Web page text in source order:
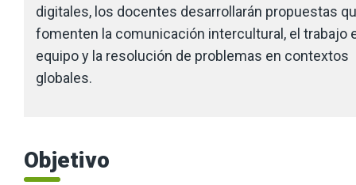
digitales, los docentes desarrollarán propuestas
fomenten la comunicación intercultural, el trabajo
equipo y la resolución de problemas en contextos
globales.
Objetivo